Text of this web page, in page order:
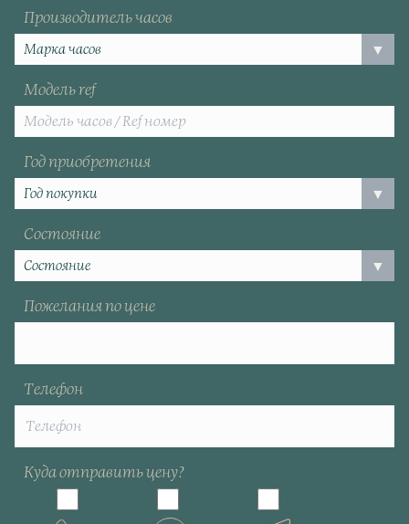
Производитель часов
Модель ref
Год приобретения
Состояние
Пожелания по цене
Телефон
Куда отправить цену?